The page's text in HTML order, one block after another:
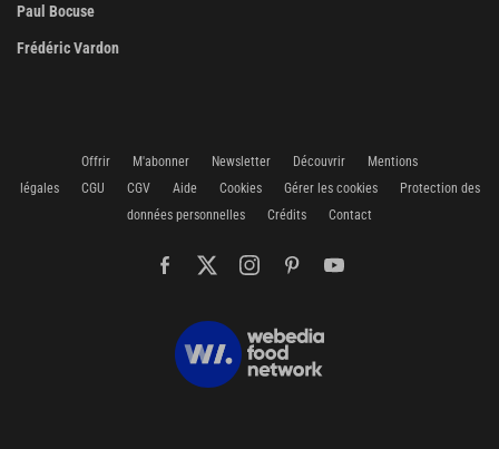
Paul Bocuse
Frédéric Vardon
Offrir M'abonner Newsletter Découvrir
Mentions
légales
CGU CGV Aide Cookies Gérer les cookies
Protection des
données personnelles
Crédits Contact